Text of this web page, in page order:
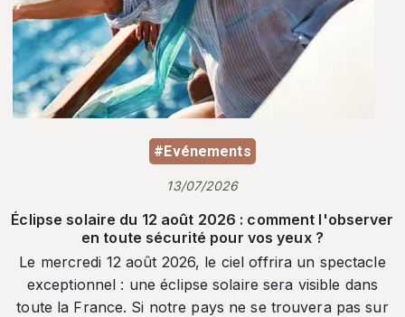
#Evénements
13/07/2026
Éclipse solaire du 12 août 2026 : comment l'observer
en toute sécurité pour vos yeux ?
Le mercredi 12 août 2026, le ciel offrira un spectacle
exceptionnel : une éclipse solaire sera visible dans
toute la France. Si notre pays ne se trouvera pas sur